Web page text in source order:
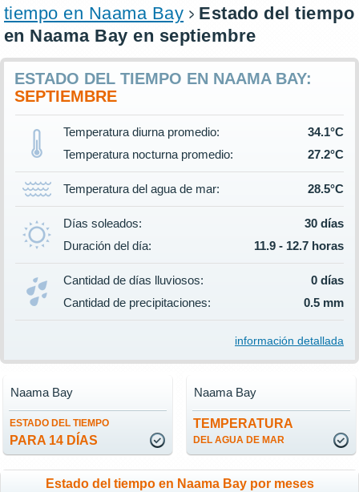
tiempo en Naama Bay
Estado del tiempo
en Naama Bay en septiembre
ESTADO DEL TIEMPO EN NAAMA BAY:
SEPTIEMBRE
Temperatura diurna promedio:
34.1°C
Temperatura nocturna promedio:
27.2°C
Temperatura del agua de mar: 28.5°C
Días soleados:
30 días
Duración del día:
11.9 - 12.7 horas
Cantidad de días lluviosos:
0 días
Cantidad de precipitaciones:
0.5 mm
información detallada
ESTADO DEL TIEMPO
PARA 14 DÍAS
Naama Bay
TEMPERATURA
DEL AGUA DE MAR
Naama Bay
Estado del tiempo en Naama Bay por meses